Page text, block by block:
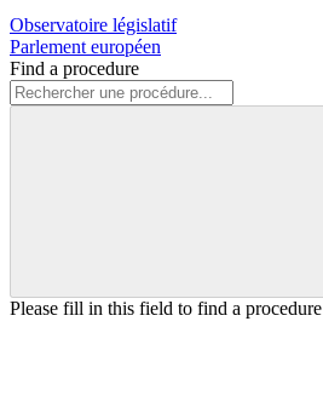
Observatoire législatif
Parlement européen
Find a procedure
Please fill in this field to find a procedure